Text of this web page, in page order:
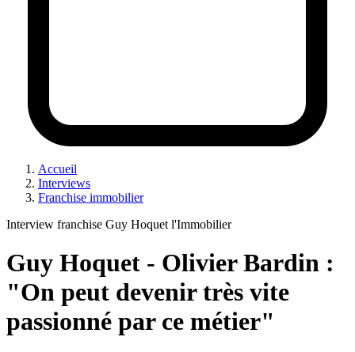
Accueil
Interviews
Franchise immobilier
Interview franchise Guy Hoquet l'Immobilier
Guy Hoquet - Olivier Bardin :
"On peut devenir très vite
passionné par ce métier"